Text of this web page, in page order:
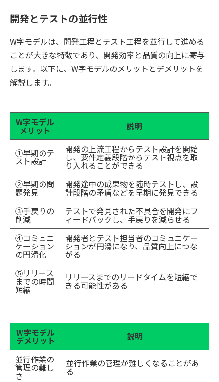
開発とテストの並行性
W字モデルは、開発工程とテスト工程を並行して進める
ことが大きな特徴であり、開発効率と品質の向上に寄与
します。以下に、W字モデルのメリットとデメリットを
解説します。
W字モデル
メリット 説明
①早期のテ
スト設計
開発の上流工程からテスト設計を開始
し、要件定義段階からテスト視点を取
り入れることができる
②早期の問
題発見
開発途中の成果物を随時テストし、設
計段階の矛盾などを早期に発見できる
③手戻りの
削減
テストで発見された不具合を開発にフ
ィードバックし、手戻りを減らせる
④コミュニ
ケーション
の円滑化
開発者とテスト担当者のコミュニケー
ションが円滑になり、品質向上につな
がる
⑤リリース
までの時間
短縮
リリースまでのリードタイムを短縮で
きる可能性がある
W字モデル
デメリット
説明
並行作業の
管理の難し
さ
並行作業の管理が難しくなることがあ
る